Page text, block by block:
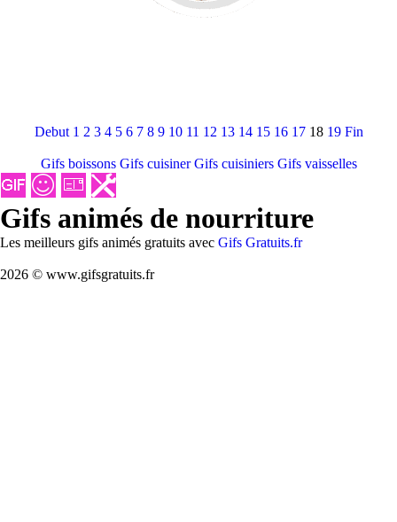
Debut 1 2 3 4 5 6 7 8 9 10 11 12 13 14 15 16 17 18 19 Fin
Gifs boissons Gifs cuisiner Gifs cuisiniers Gifs vaisselles
Gifs animés de nourriture
Les meilleurs gifs animés gratuits avec Gifs Gratuits.fr
2026 © www.gifsgratuits.fr